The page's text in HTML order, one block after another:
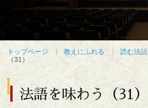
トップページ 〉 教えにふれる 〉 読む法話
（31）
法語を味わう（31）